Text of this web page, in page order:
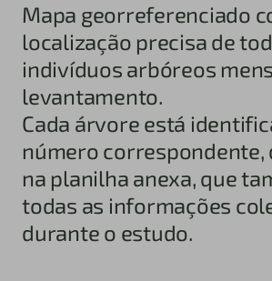
Mapa georreferenciado
localização precisa de
indivíduos arbóreos
levantamento.
Cada árvore está
número correspondente,
na planilha anexa, que
todas as informações
durante o estudo.